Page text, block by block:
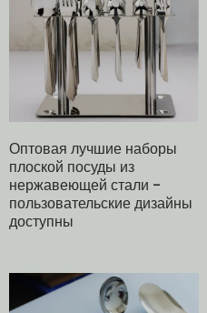
Оптовая лучшие наборы
плоской посуды из
нержавеющей стали -
пользовательские дизайны
доступны